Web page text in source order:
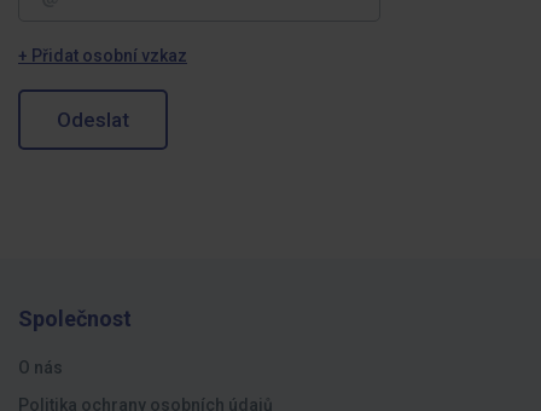
+ Přidat osobní vzkaz
Odeslat
Společnost
O nás
Politika ochrany osobních údajů